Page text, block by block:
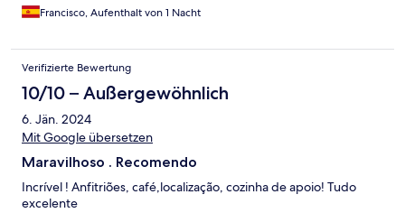
Francisco, Aufenthalt von 1 Nacht
Verifizierte Bewertung
10/10 – Außergewöhnlich
6. Jän. 2024
Mit Google übersetzen
Maravilhoso . Recomendo
Incrível ! Anfitriões, café,localização, cozinha de apoio! Tudo
excelente